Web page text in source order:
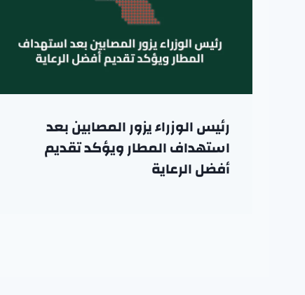
رئيس الوزراء يزور المصابين بعد
استهداف المطار ويؤكد تقديم
أفضل الرعاية